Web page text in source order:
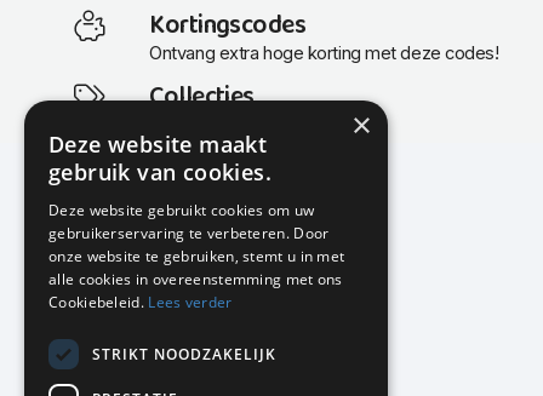
Kortingscodes
Ontvang extra hoge korting met deze codes!
Collecties
Actuele en populaire collecties
KMP Kantoormeubilair
Airport Business Park
Frankfurtstraat 29-31
1175 RH Lijnden
020-617 01 26
info@kmpkantoormeubilair.nl
×
Deze website maakt
gebruik van cookies.
Deze website gebruikt cookies om uw
gebruikerservaring te verbeteren. Door
onze website te gebruiken, stemt u in met
alle cookies in overeenstemming met ons
Cookiebeleid. Lees verder
STRIKT NOODZAKELIJK